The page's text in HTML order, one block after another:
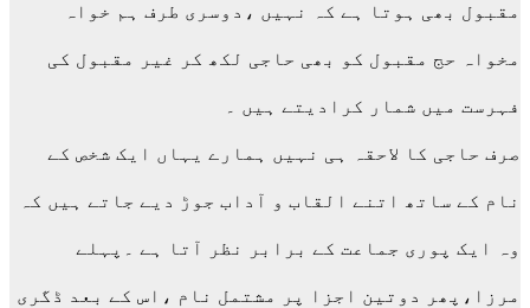
مقبول بھی ہوتا ہے کہ نہیں ،دوسری طرف ہم خواہ
مخواہ حج مقبول کو بھی حاجی لکھ کر غیر مقبول کی
فہرست میں شمار کرادیتے ہیں ۔
صرف حاجی کا لاحقہ ہی نہیں ہمارے یہاں ایک شخص کے
نام کے ساتھ اتنے القاب و آداب جوڑ دیے جاتے ہیں کہ
وہ ایک پوری جماعت کے برابر نظر آتا ہے ۔پہلے
مرزا،پھر دوتین اجزا پر مشتمل نام ،اس کے بعد ڈگری